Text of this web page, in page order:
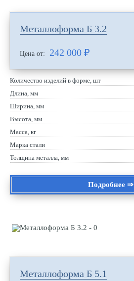
Металлоформа Б 3.2
Цена от: 242 000 ₽
Количество изделий в форме, шт
Длина, мм
Ширина, мм
Высота, мм
Масса, кг
Марка стали
Толщина металла, мм
Подробнее ⇒
Металлоформа Б 5.1